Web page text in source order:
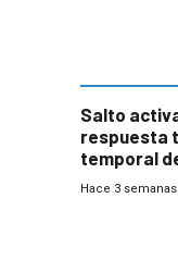
Salto
respuesta
temporal
sábado con
Hace 3 semanas